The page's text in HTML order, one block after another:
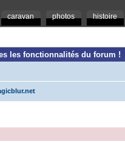
caravan photos histoire
les fonctionnalités du forum !